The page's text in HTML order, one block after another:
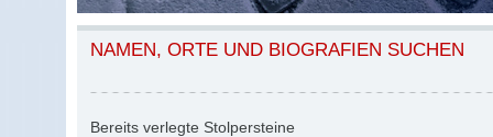
NAMEN, ORTE UND BIOGRAFIEN SUCHEN
Bereits verlegte Stolpersteine